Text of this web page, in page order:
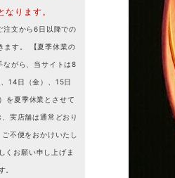
なります。
注文から6日以降での
ます。 【夏季休業の
ながら、当サイトは8
14日（金）、15日
を夏季休業とさせて
実店舗は通常どおり
不便をおかけいたし
くお願い申し上げま
。